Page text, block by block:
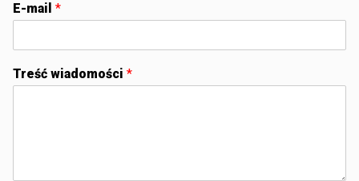
E-mail *
Treść wiadomości *